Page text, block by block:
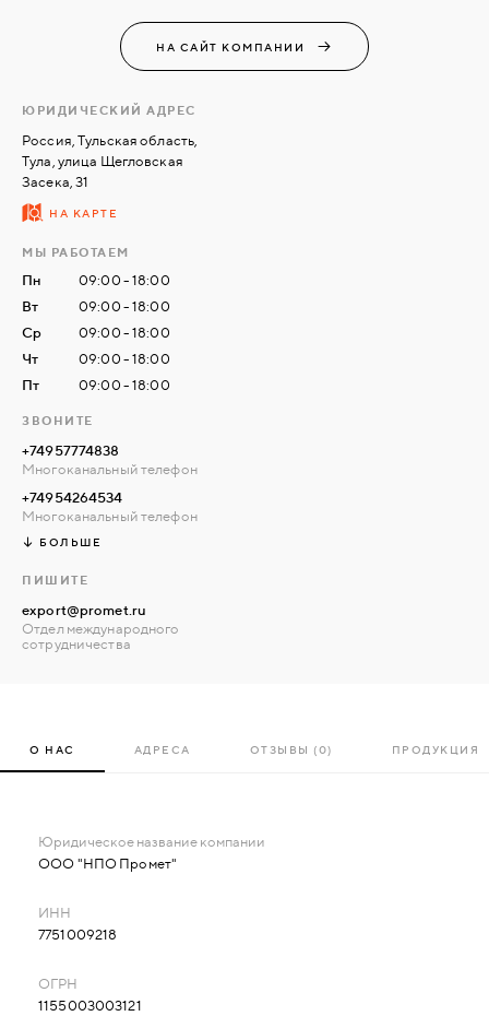
СВЯЗАТЬСЯ
НАМИ
ВОЙТИ
МОСКВА
НА САЙТ КОМПАНИИ
ЮРИДИЧЕСКИЙ АДРЕС
Россия, Тульская область,
Тула, улица Щегловская
Засека, 31
НА КАРТЕ
МЫ РАБОТАЕМ
Пн
09:00 - 18:00
Вт
09:00 - 18:00
Ср
09:00 - 18:00
Чт
09:00 - 18:00
Пт
09:00 - 18:00
ЗВОНИТЕ
+74957774838
Многоканальный телефон
+74954264534
Многоканальный телефон
БОЛЬШЕ
ПИШИТЕ
export@promet.ru
Отдел международного
сотрудничества
О НАС АДРЕСА ОТЗЫВЫ (0) ПРОДУКЦИЯ
ООО "НПО Промет"
7751009218
1155003003121